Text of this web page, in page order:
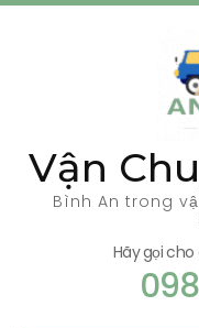
Bỏ
dungVận
Bình An trong
Hãy gọi